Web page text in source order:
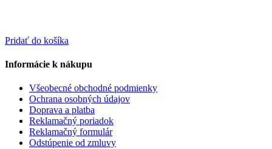
Pridať do košíka
Informácie k nákupu
Všeobecné obchodné podmienky
Ochrana osobných údajov
Doprava a platba
Reklamačný poriadok
Reklamačný formulár
Odstúpenie od zmluvy